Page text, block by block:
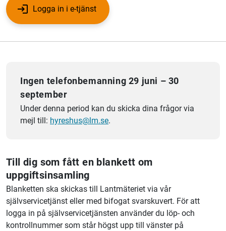
Logga in i e-tjänst
Ingen telefonbemanning 29 juni – 30
september
Under denna period kan du skicka dina frågor via
mejl till: hyreshus@lm.se.
Till dig som fått en blankett om
uppgiftsinsamling
Blanketten ska skickas till Lantmäteriet via vår
självservicetjänst eller med bifogat svarskuvert. För att
logga in på självservicetjänsten använder du löp- och
kontrollnummer som står högst upp till vänster på